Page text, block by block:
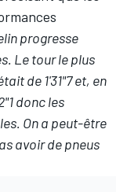
progresse
Le tour le plus
de 1'31"7 et, en
donc les
On a peut-être
avoir de pneus